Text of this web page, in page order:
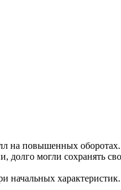
на повышенных
долго могли сохранять